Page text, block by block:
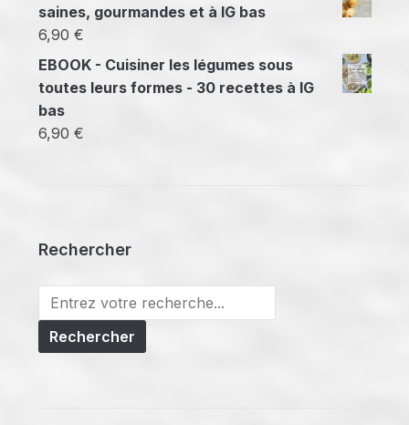
saines, gourmandes et à IG bas
6,90 €
EBOOK - Cuisiner les légumes sous
toutes leurs formes - 30 recettes à IG
bas
6,90 €
Rechercher
Search
for: